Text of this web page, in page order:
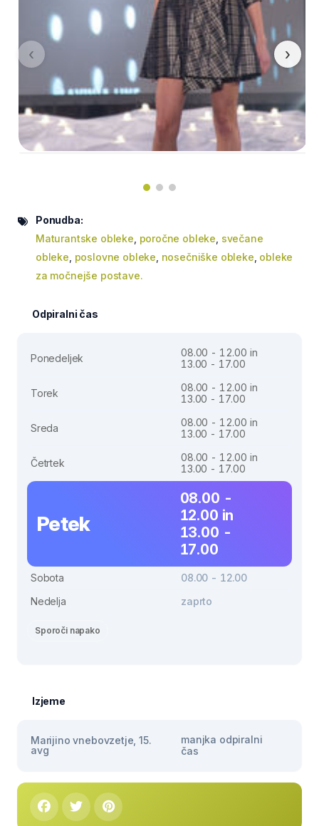
‹ ›
Ponudba:
Maturantske obleke poročne obleke svečane
obleke poslovne obleke nosečniške obleke obleke
za močnejše postave.
Odpiralni čas
Ponedeljek
08.00 - 12.00 in
13.00 - 17.00
Torek
08.00 - 12.00 in
13.00 - 17.00
Sreda
08.00 - 12.00 in
13.00 - 17.00
Četrtek
08.00 - 12.00 in
13.00 - 17.00
Petek
08.00 -
12.00 in
13.00 -
17.00
Sobota
08.00 - 12.00
Nedelja
zaprto
Sporoči napako
Izjeme
Marijino vnebovzetje, 15.
avg
manjka odpiralni
čas